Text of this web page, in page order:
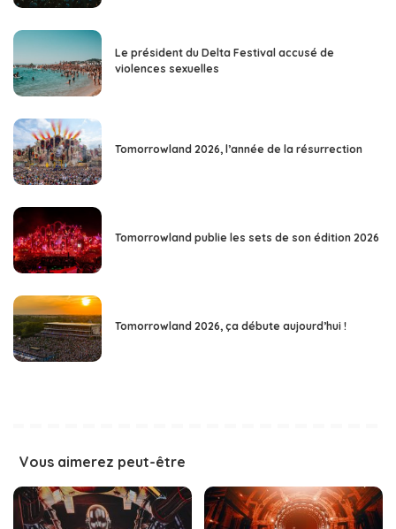
Le président du Delta Festival accusé de
violences sexuelles
Tomorrowland 2026, l’année de la résurrection
Tomorrowland publie les sets de son édition 2026
Tomorrowland 2026, ça débute aujourd’hui !
Vous aimerez peut-être